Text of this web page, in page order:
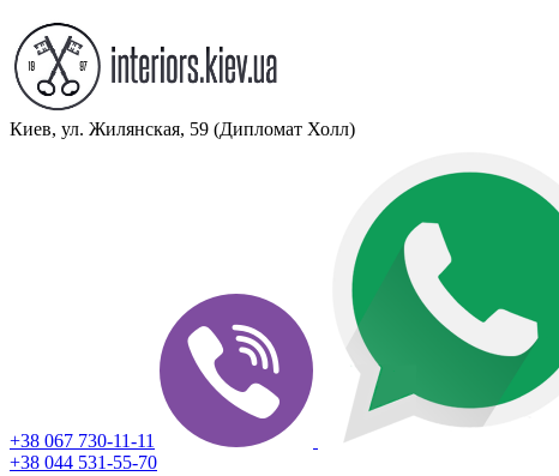
Киев, ул. Жилянская, 59 (Дипломат Холл)
+38 067 730-11-11
+38 044 531-55-70